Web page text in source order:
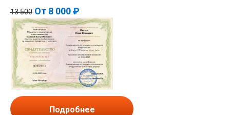
13 500 От 8 000 ₽
Подробнее